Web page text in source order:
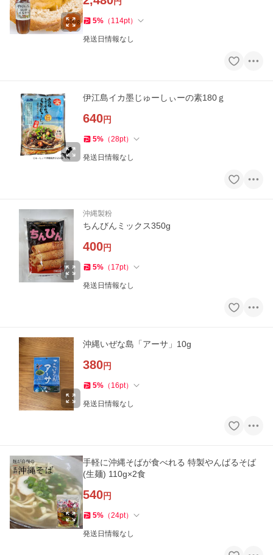
5% （ 114pt）
発送日情報なし
伊江島イカ墨じゅーしぃーの素180ｇ
640円
5% （28pt）
発送日情報なし
沖縄製粉
ちんびんミックス350g
400円
5% （ 17pt）
発送日情報なし
沖縄いぜな島「アーサ」10g
380円
5% （ 16pt）
発送日情報なし
手軽に沖縄そばが食べれる 特製やんばるそば
(生麺) 110g×2食
540円
5% （24pt）
発送日情報なし